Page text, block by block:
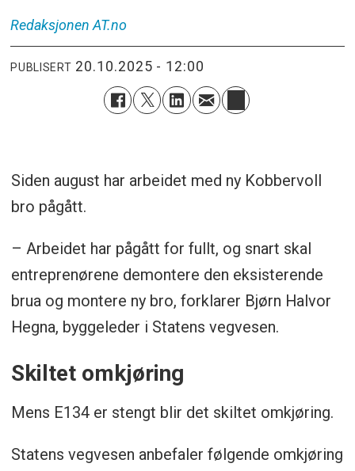
Redaksjonen AT.no
PUBLISERT 20.10.2025 - 12:00
Siden august har arbeidet med ny Kobbervoll
bro pågått.
– Arbeidet har pågått for fullt, og snart skal
entreprenørene demontere den eksisterende
brua og montere ny bro, forklarer Bjørn Halvor
Hegna, byggeleder i Statens vegvesen.
Skiltet omkjøring
Mens E134 er stengt blir det skiltet omkjøring.
Statens vegvesen anbefaler følgende omkjøring